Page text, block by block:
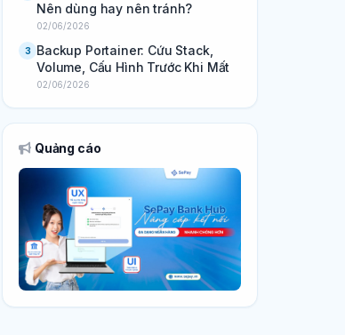
Nên dùng hay nên tránh?
02/06/2026
3
Backup Portainer: Cứu Stack,
Volume, Cấu Hình Trước Khi Mất
02/06/2026
Quảng cáo